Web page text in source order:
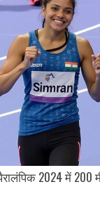
2024 में 200